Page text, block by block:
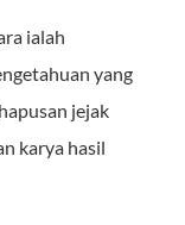
ialah
yang
jejak
karya hasil